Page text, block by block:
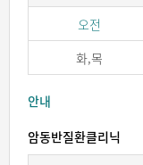
오전
화,목
안내
암동반질환클리닉